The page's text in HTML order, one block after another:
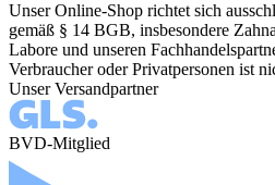
Unser Online-Shop richtet sich
gemäß § 14 BGB, insbesondere
Labore und unseren
Verbraucher oder Privatpersonen ist
Unser Versandpartner
BVD-Mitglied